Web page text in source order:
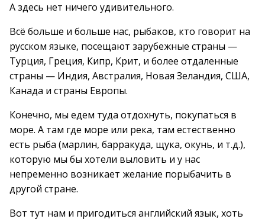
А здесь нет ничего удивительного.
Всё больше и больше нас, рыбаков, кто говорит на
русском языке, посещают зарубежные страны —
Турция, Греция, Кипр, Крит, и более отдаленные
страны — Индия, Австралия, Новая Зеландия, США,
Канада и страны Европы.
Конечно, мы едем туда отдохнуть, покупаться в
море. А там где море или река, там естественно
есть рыба (марлин, барракуда, щука, окунь, и т.д.),
которую мы бы хотели выловить и у нас
непременно возникает желание порыбачить в
другой стране.
Вот тут нам и пригодиться английский язык, хоть